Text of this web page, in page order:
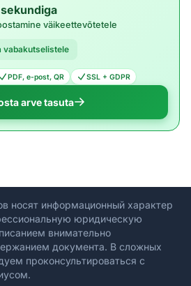
väikeettevõtetele
vabakutselistele
PDF, e-post, QR SSL + GDPR
arve tasuta
носят информационный характер
юридическую
внимательно
документа. В сложных
проконсультироваться с